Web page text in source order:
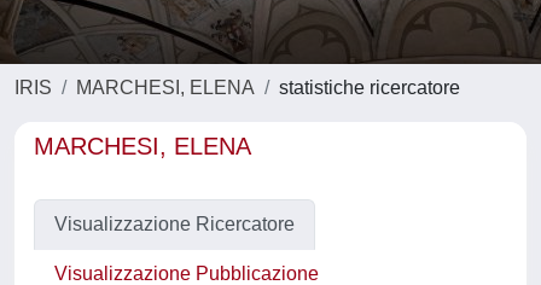
IRIS MARCHESI, ELENA statistiche ricercatore
MARCHESI, ELENA
Visualizzazione Ricercatore
Visualizzazione Pubblicazione